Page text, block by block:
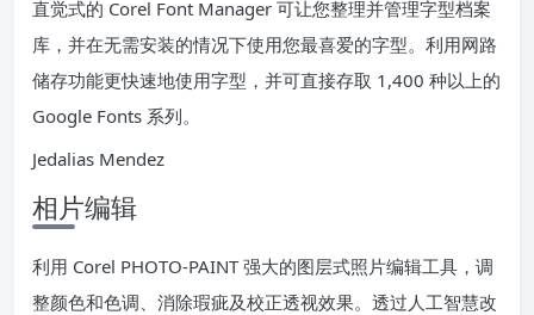
直觉式的 Corel Font Manager 可让您整理并管理字型档案
库，并在无需安装的情况下使用您最喜爱的字型。利用网路
储存功能更快速地使用字型，并可直接存取 1,400 种以上的
Google Fonts 系列。
Jedalias Mendez
相片编辑
利用 Corel PHOTO-PAINT 强大的图层式照片编辑工具，调
整颜色和色调、消除瑕疵及校正透视效果。透过人工智慧改